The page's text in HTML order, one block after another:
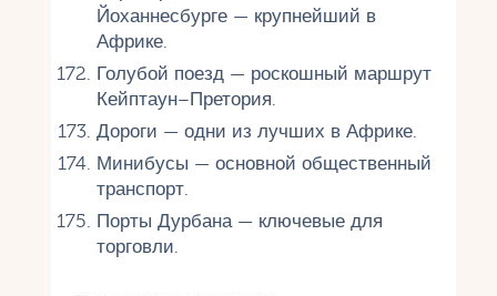
Йоханнесбурге — крупнейший в
Африке.
Голубой поезд — роскошный маршрут
Кейптаун–Претория.
Дороги — одни из лучших в Африке.
Минибусы — основной общественный
транспорт.
Порты Дурбана — ключевые для
торговли.